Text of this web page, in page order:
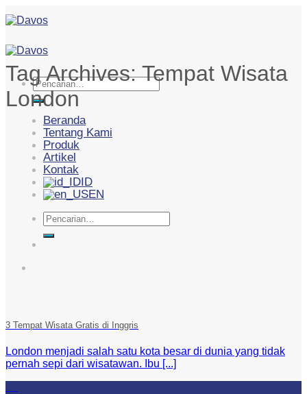
to
Pencarian
untuk:
Beranda
Tentang Kami
Produk
Artikel
Kontak
ID
EN
Pencarian
untuk:
Tag Archives:Tempat Wisata
London
3 Tempat Wisata Gratis di Inggris
London menjadi salah satu kota besar di dunia yang tidak
pernah sepi dari wisatawan. Ibu [...]